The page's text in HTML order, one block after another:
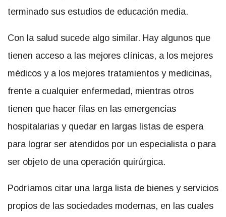
terminado sus estudios de educación media.
Con la salud sucede algo similar. Hay algunos que
tienen acceso a las mejores clínicas, a los mejores
médicos y a los mejores tratamientos y medicinas,
frente a cualquier enfermedad, mientras otros
tienen que hacer filas en las emergencias
hospitalarias y quedar en largas listas de espera
para lograr ser atendidos por un especialista o para
ser objeto de una operación quirúrgica.
Podríamos citar una larga lista de bienes y servicios
propios de las sociedades modernas, en las cuales